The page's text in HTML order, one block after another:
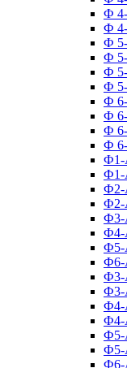
Ф
Ф
Ф
Ф
Ф
Ф
Ф
Ф
Ф
Ф
Ф1-
Ф1-
Ф2-
Ф2-
Ф3-
Ф4-
Ф5-
Ф6-